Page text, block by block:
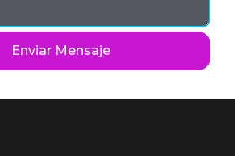
Enviar Mensaje